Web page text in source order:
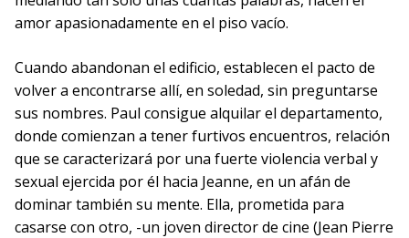
amor apasionadamente en el piso vacío.
Cuando abandonan el edificio, establecen el pacto de
volver a encontrarse allí, en soledad, sin preguntarse
sus nombres. Paul consigue alquilar el departamento,
donde comienzan a tener furtivos encuentros, relación
que se caracterizará por una fuerte violencia verbal y
sexual ejercida por él hacia Jeanne, en un afán de
dominar también su mente. Ella, prometida para
casarse con otro, -un joven director de cine (Jean Pierre